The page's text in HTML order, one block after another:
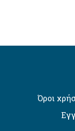
Όροι